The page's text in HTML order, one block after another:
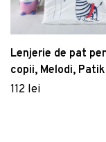
Lenjerie de pat
copii, Melodi,
Bumbac Ranforce
112 lei